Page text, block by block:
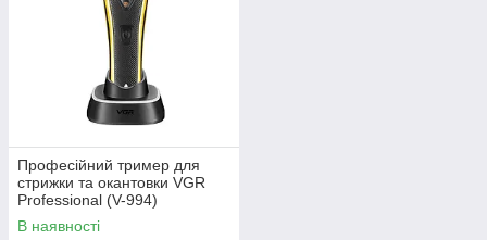
Професійний тример для
стрижки та окантовки VGR
Professional (V-994)
В наявності